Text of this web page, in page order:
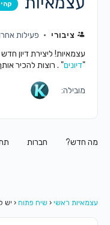
ציבורי
פעילות
עצמאיות! ליצירת דיון
דיונים" . רוצות להכיר
מובילה:
מה חדש? חברות
עצמאיות ראשי ‹ שיח פתוח ‹ יש